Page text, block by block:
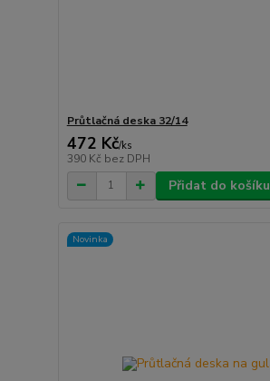
Průtlačná deska 32/14
472 Kč/ks
390 Kč bez DPH
Přidat do košíku
Novinka